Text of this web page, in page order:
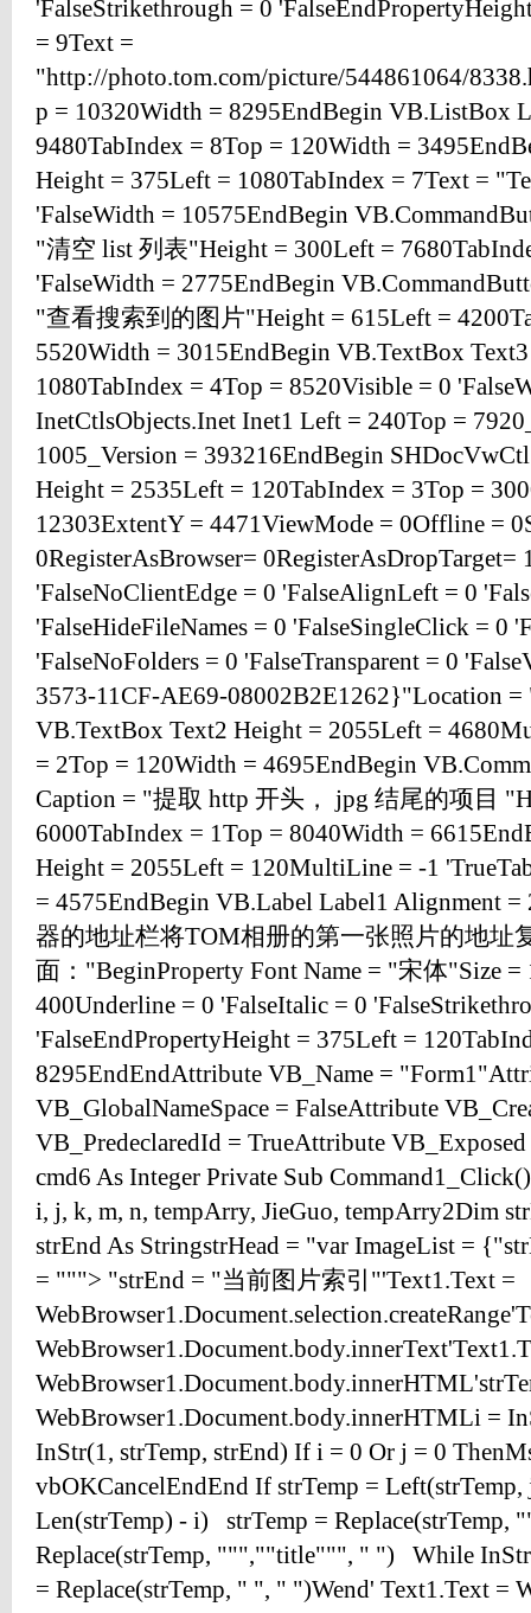
'FalseStrikethrough = 0
= 9Text =
"http://photo.tom.com/picture/544861064/
p = 10320Width = 8295EndBegin VB.ListBox
9480TabIndex = 8Top = 120Width =
Height = 375Left = 1080TabIndex = 7Text =
'FalseWidth = 10575EndBegin
"清空 list 列表"Height = 300Left =
'FalseWidth = 2775EndBegin
"查看搜索到的图片"Height = 615Left =
5520Width = 3015EndBegin VB.TextBox
1080TabIndex = 4Top = 8520Visible = 0
InetCtlsObjects.Inet Inet1 Left = 240Top =
1005_Version = 393216EndBegin
Height = 2535Left = 120TabIndex = 3Top =
12303ExtentY = 4471ViewMode = 0Offline =
0RegisterAsBrowser= 0RegisterAsDropTarget=
'FalseNoClientEdge = 0 'FalseAlignLeft = 0
'FalseHideFileNames = 0 'FalseSingleClick = 0
'FalseNoFolders = 0 'FalseTransparent = 0
3573-11CF-AE69-08002B2E1262}"Location
VB.TextBox Text2 Height = 2055Left =
= 2Top = 120Width = 4695EndBegin
Caption = "提取 http 开头， jpg 结尾的项目
6000TabIndex = 1Top = 8040Width =
Height = 2055Left = 120MultiLine = -1
= 4575EndBegin VB.Label Label1 Alignment
器的地址栏将TOM相册的第一张照片的地址
面："BeginProperty Font Name = "宋体"Size =
400Underline = 0 'FalseItalic = 0
'FalseEndPropertyHeight = 375Left =
8295EndEndAttribute VB_Name =
VB_GlobalNameSpace = FalseAttribute
VB_PredeclaredId = TrueAttribute
cmd6 As Integer Private Sub
i, j, k, m, n, tempArry, JieGuo, tempArry2Dim
strEnd As StringstrHead = "var ImageList =
= """> "strEnd = "当前图片索引"'Text1.Text =
WebBrowser1.Document.body.innerHTMLi =
InStr(1, strTemp, strEnd) If i = 0 Or j = 0
vbOKCancelEndEnd If strTemp =
Len(strTemp) - i) strTemp = Replace(strTemp,
Replace(strTemp, """,""title""", " ") While
= Replace(strTemp, " ", " ")Wend' Text1.Text =